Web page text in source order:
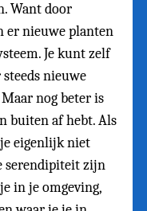
Want door
er nieuwe planten
Je kunt zelf
nieuwe
nog beter is
buiten af hebt. Als
eigenlijk niet
serendipiteit zijn
in je omgeving,